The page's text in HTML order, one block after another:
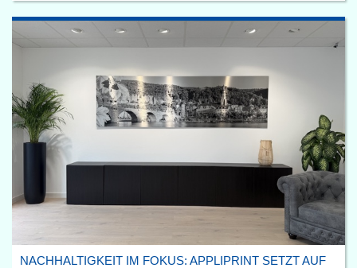
NACHHALTIGKEIT IM FOKUS: APPLIPRINT SETZT AUF